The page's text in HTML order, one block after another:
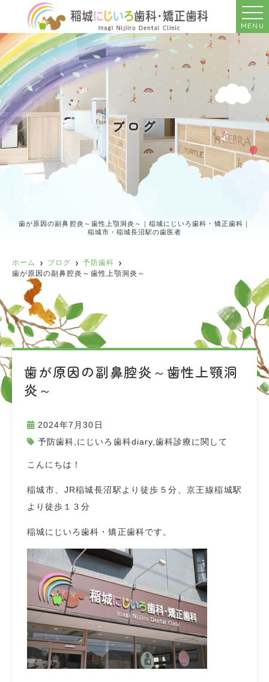
MENU
ブログ
歯が原因の副鼻腔炎～歯性上顎洞炎～｜稲城にじいろ歯科・矯正歯科｜
稲城市・稲城長沼駅の歯医者
ホーム ブログ
予防歯科
歯が原因の副鼻腔炎～歯性上顎洞炎～
歯が原因の副鼻腔炎～歯性上顎洞
炎～
2024年7月30日
予防歯科 にじいろ歯科diary, 歯科診療に関して
こんにちは！
稲城市、JR稲城長沼駅より徒歩５分、京王線稲城駅
より徒歩１３分
稲城にじいろ歯科・矯正歯科です。